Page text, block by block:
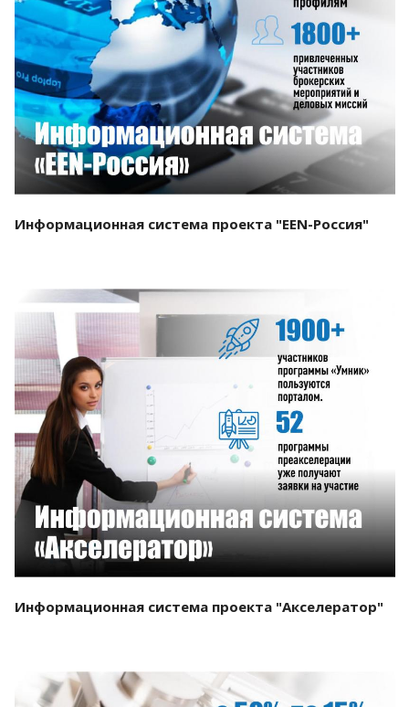
Смотреть проект
Информационная система проекта "EEN-Россия"
Смотреть проект
Информационная система проекта "Акселератор"